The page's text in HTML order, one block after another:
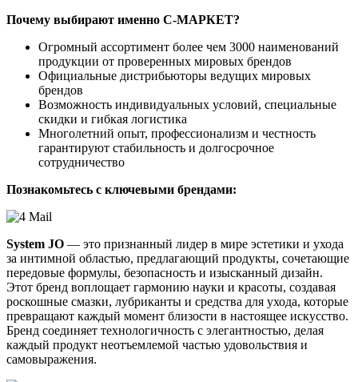
Почему выбирают именно С-МАРКЕТ?
Огромный ассортимент более чем 3000 наименований
продукции от проверенных мировых брендов
Официальные дистрибьюторы ведущих мировых
брендов
Возможность индивидуальных условий, специальные
скидки и гибкая логистика
Многолетний опыт, профессионализм и честность
гарантируют стабильность и долгосрочное
сотрудничество
Познакомьтесь с ключевыми брендами:
System JO — это признанный лидер в мире эстетики и ухода
за интимной областью, предлагающий продукты, сочетающие
передовые формулы, безопасность и изысканный дизайн.
Этот бренд воплощает гармонию науки и красоты, создавая
роскошные смазки, лубриканты и средства для ухода, которые
превращают каждый момент близости в настоящее искусство.
Бренд соединяет технологичность с элегантностью, делая
каждый продукт неотъемлемой частью удовольствия и
самовыражения.